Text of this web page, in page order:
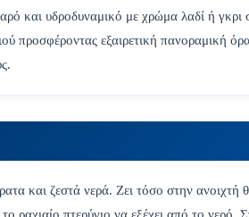
και υδροδυναμικό με χρώμα λαδί ή
προσφέροντας εξαιρετική πανοραμική
και ζεστά νερά. Ζει τόσο στην